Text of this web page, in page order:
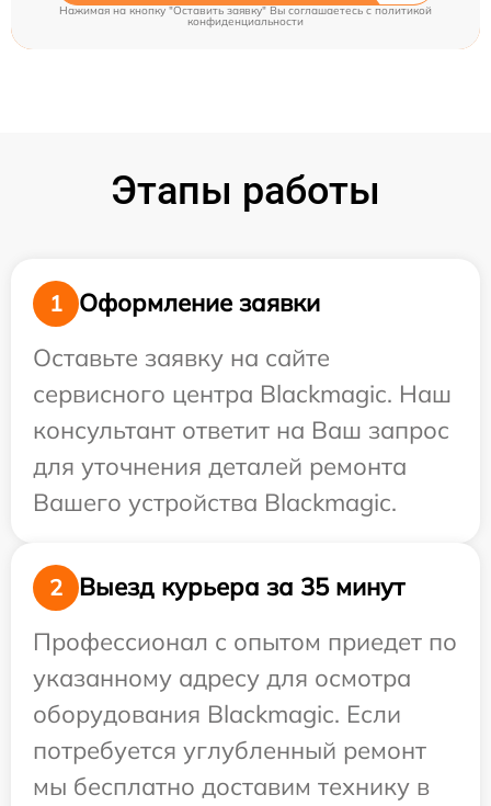
Нажимая на кнопку "Оставить заявку" Вы соглашаетесь cполитикой
конфиденциальности
Этапы работы
1
Оформление заявки
Оставьте заявку на сайте
сервисного центра Blackmagic. Наш
консультант ответит на Ваш запрос
для уточнения деталей ремонта
Вашего устройства Blackmagic.
2
Выезд курьера за 35 минут
Профессионал с опытом приедет по
указанному адресу для осмотра
оборудования Blackmagic. Если
потребуется углубленный ремонт
мы бесплатно доставим технику в